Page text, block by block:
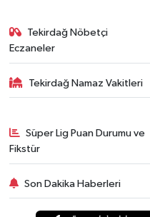
Tekirdağ Nöbetçi
Eczaneler
Tekirdağ Namaz Vakitleri
Süper Lig Puan Durumu ve
Fikstür
Son Dakika Haberleri